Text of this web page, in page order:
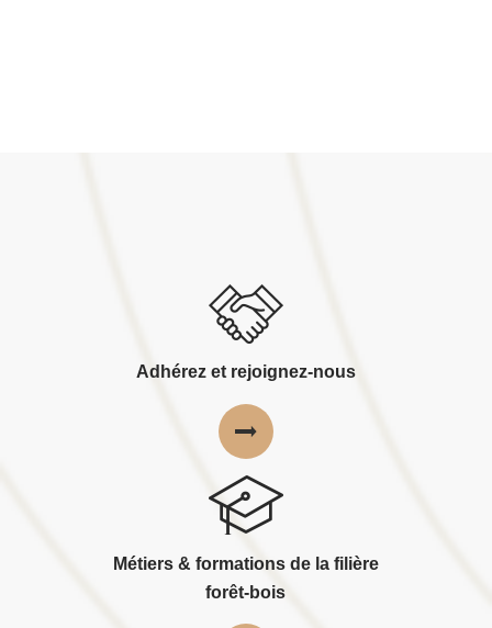
Adhérez et rejoignez-nous
Métiers & formations de la filière
forêt-bois